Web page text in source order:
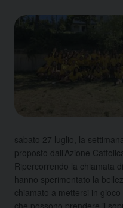
sabato 27 luglio, la
proposto dall’Azione
Ripercorrendo la chiamata
hanno sperimentato la
chiamato a mettersi in
che possono prendere il